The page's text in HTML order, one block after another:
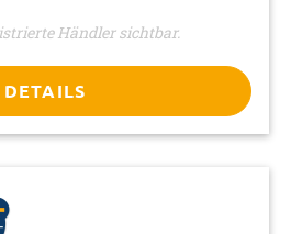
100% Polyester• Verpackung:
Händler sichtbar.
DETAILS